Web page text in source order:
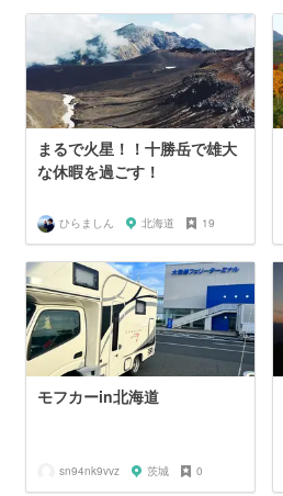
まるで火星！！十勝岳で雄大
な休暇を過ごす！
ひらましん 北海道 19
モフカーin北海道
sn94nk9vvz 茨城 0